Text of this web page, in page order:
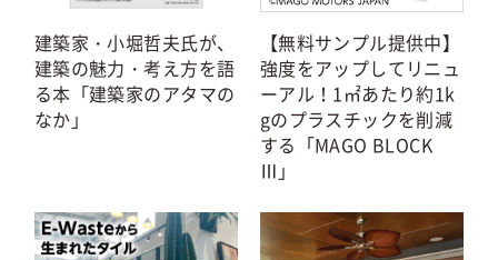
建築家・小堀哲夫氏が、
建築の魅力・考え方を語
る本「建築家のアタマの
なか」
【無料サンプル提供中】
強度をアップしてリニュ
ーアル！1㎡あたり約1k
gのプラスチックを削減
する「MAGO BLOCK
Ⅲ」